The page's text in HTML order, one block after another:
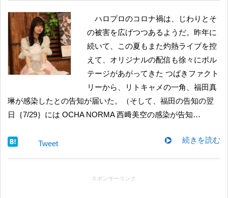
ハロプロのコロナ禍は、じわりとそ
の被害を広げつつあるようだ。昨年に
続いて、この夏もまた灼熱ライブを控
えて、オリジナルの配信も徐々にボル
テージがあがってきた つばきファクト
リーから、リトキャメの一角、福田真
琳が感染したとの告知が届いた。（そして、福田の告知の翌
日｛7/29｝には OCHA NORMA 西﨑美空の感染が告知…
続きを読む
Tweet
スポンサーリンク